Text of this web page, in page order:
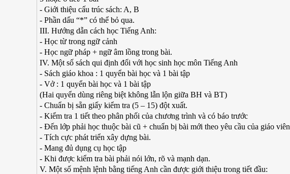
- Giới thiệu cấu trúc sách: A, B
- Phần dấu “*” có thể bỏ qua.
III. Hướng dẫn cách học Tiếng Anh:
- Học từ trong ngữ cảnh
- Học ngữ pháp + ngữ âm lồng trong bài.
IV. Một số sách qui định đối với học sinh học môn Tiếng Anh
- Sách giáo khoa : 1 quyển bài học và 1 bài tập
- Vở : 1 quyển bài học và 1 bài tập
(Hai quyển dùng riêng biệt không lẫn lộn giữa BH và BT)
- Chuẩn bị sẵn giấy kiểm tra (5 – 15) đột xuất.
- Kiểm tra 1 tiết theo phân phối của chương trình và có báo trước
- Đến lớp phải học thuộc bài cũ + chuẩn bị bài mới theo yêu cầu của giáo
- Tích cực phát triển xây dựng bài.
- Mang đủ dụng cụ học tập
- Khi được kiểm tra bài phải nói lớn, rõ và mạnh dạn.
V. Một số mệnh lệnh bằng tiếng Anh cần được giới thiệu trong tiết đầu: